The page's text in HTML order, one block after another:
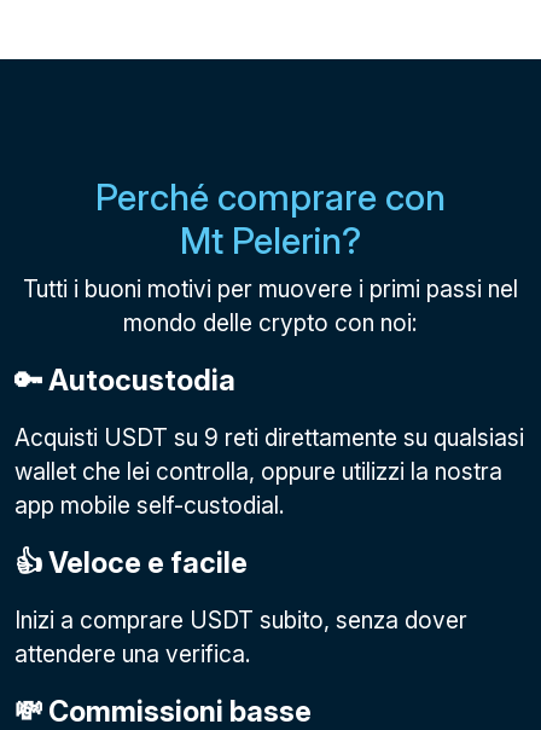
Perché comprare con
Mt Pelerin?
Tutti i buoni motivi per muovere i primi passi nel
mondo delle crypto con noi:
🔑 Autocustodia
Acquisti USDT su 9 reti direttamente su qualsiasi
wallet che lei controlla, oppure utilizzi la nostra
app mobile self-custodial.
👍 Veloce e facile
Inizi a comprare USDT subito, senza dover
attendere una verifica.
💸 Commissioni basse